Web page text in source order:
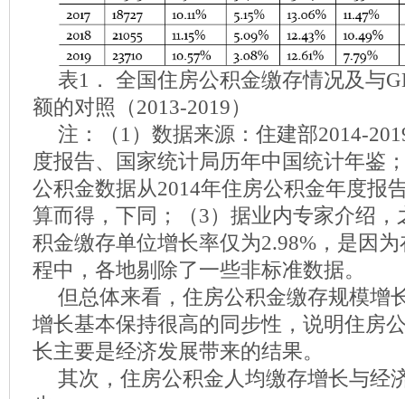
表1． 全国住房公积金缴存情况及与
额的对照（2013-2019）
注：（1）数据来源：住建部2014-
度报告、国家统计局历年中国统计年鉴
公积金数据从2014年住房公积金年度报
算而得，下同；（3）据业内专家介绍，
积金缴存单位增长率仅为2.98%，是因
程中，各地剔除了一些非标准数据。
但总体来看，住房公积金缴存规模增
增长基本保持很高的同步性，说明住房
长主要是经济发展带来的结果。
其次，住房公积金人均缴存增长与经